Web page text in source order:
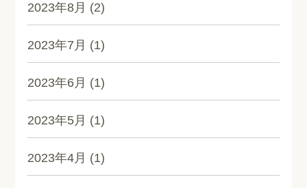
2023年8月 (2)
2023年7月 (1)
2023年6月 (1)
2023年5月 (1)
2023年4月 (1)